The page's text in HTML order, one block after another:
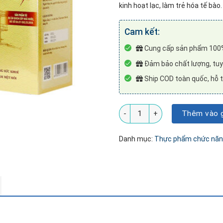
kinh hoạt lạc, làm trẻ hóa tế bào.
Cam kết:
Cung cấp sản phẩm
Đảm bảo chất lượng,
Ship COD toàn quốc, hỗ
Viên nang Đông trùng hạ thảo
Thêm vào
Danh mục: Thực phẩm chức